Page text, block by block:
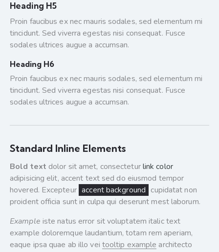
Heading H5
Proin faucibus ex nec mauris sodales, sed elementum mi
tincidunt. Sed viverra egestas nisi consequat. Fusce
sodales ultrices augue a accumsan.
Heading H6
Proin faucibus ex nec mauris sodales, sed elementum mi
tincidunt. Sed viverra egestas nisi consequat. Fusce
sodales ultrices augue a accumsan.
Standard Inline Elements
Bold text dolor sit amet, consecteturlink color
adipisicing elit, accent text sed do eiusmod tempor
hovered. Excepteur accent background cupidatat non
proident officia sunt in culpa qui deserunt mest laborum.
Example iste natus error sit voluptatem italic text
example doloremque laudantium, totam rem aperiam,
eaque ipsa quae ab illo vei tooltip example architecto